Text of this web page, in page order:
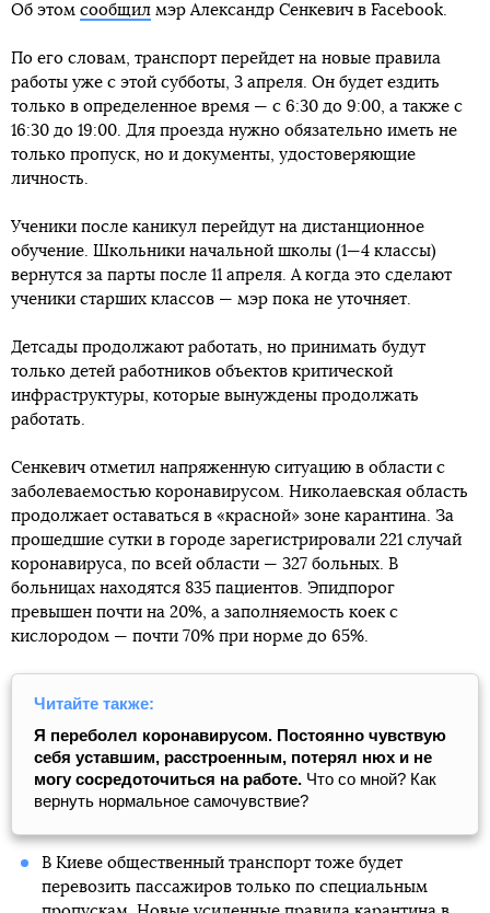
Об этом сообщил мэр Александр Сенкевич в Facebook.
По его словам, транспорт перейдет на новые правила
работы уже с этой субботы, 3 апреля. Он будет ездить
только в определенное время — с 6:30 до 9:00, а также с
16:30 до 19:00. Для проезда нужно обязательно иметь не
только пропуск, но и документы, удостоверяющие
личность.
Ученики после каникул перейдут на дистанционное
обучение. Школьники начальной школы (1—4 классы)
вернутся за парты после 11 апреля. А когда это сделают
ученики старших классов — мэр пока не уточняет.
Детсады продолжают работать, но принимать будут
только детей работников объектов критической
инфраструктуры, которые вынуждены продолжать
работать.
Сенкевич отметил напряженную ситуацию в области с
заболеваемостью коронавирусом. Николаевская область
продолжает оставаться в «красной» зоне карантина. За
прошедшие сутки в городе зарегистрировали 221 случай
коронавируса, по всей области — 327 больных. В
больницах находятся 835 пациентов. Эпидпорог
превышен почти на 20%, а заполняемость коек с
кислородом — почти 70% при норме до 65%.
Читайте также:
Я переболел коронавирусом. Постоянно чувствую
себя уставшим, расстроенным, потерял нюх и не
могу сосредоточиться на работе. Что со мной? Как
вернуть нормальное самочувствие?
В Киеве общественный транспорт тоже будет
перевозить пассажиров только по специальным